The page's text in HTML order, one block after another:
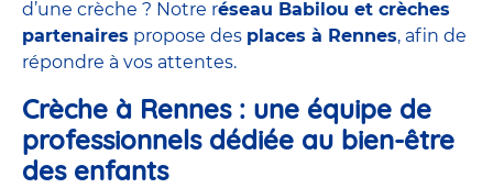
d’une crèche ? Notre réseau Babilou et crèches
partenaires propose des places à Rennes, afin de
répondre à vos attentes.
Crèche à Rennes : une équipe de
professionnels dédiée au bien-être
des enfants